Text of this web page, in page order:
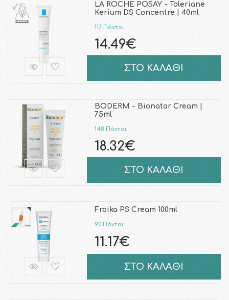
LA ROCHE POSAY - Toleriane
Kerium DS Concentre | 40ml
117 Πόντοι
14.49€
ΣΤΟ ΚΑΛΑΘΙ
BODERM - Bionatar Cream |
75ml
148 Πόντοι
18.32€
ΣΤΟ ΚΑΛΑΘΙ
Froika PS Cream 100ml
90 Πόντοι
11.17€
ΣΤΟ ΚΑΛΑΘΙ